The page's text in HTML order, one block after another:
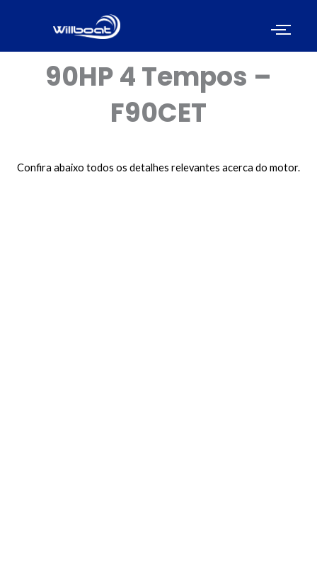
90HP 4 Tempos –
F90CET
Confira abaixo todos os detalhes relevantes acerca do motor.